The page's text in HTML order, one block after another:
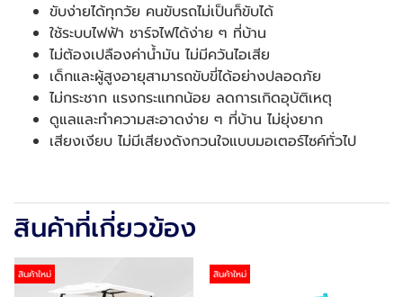
ขับง่ายได้ทุกวัย คนขับรถไม่เป็นก็ขับได้
ใช้ระบบไฟฟ้า ชาร์จไฟได้ง่าย ๆ ที่บ้าน
ไม่ต้องเปลืองค่าน้ำมัน ไม่มีควันไอเสีย
เด็กและผู้สูงอายุสามารถขับขี่ได้อย่างปลอดภัย
ไม่กระชาก แรงกระแทกน้อย ลดการเกิดอุบัติเหตุ
ดูแลและทำความสะอาดง่าย ๆ ที่บ้าน ไม่ยุ่งยาก
เสียงเงียบ ไม่มีเสียงดังกวนใจแบบมอเตอร์ไซค์ทั่วไป
สินค้าที่เกี่ยวข้อง
สินค้าใหม่ สินค้าใหม่